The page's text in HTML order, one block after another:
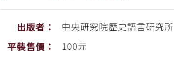
出版者：
中央研究院歷史語言研究所
平裝售價：
100元